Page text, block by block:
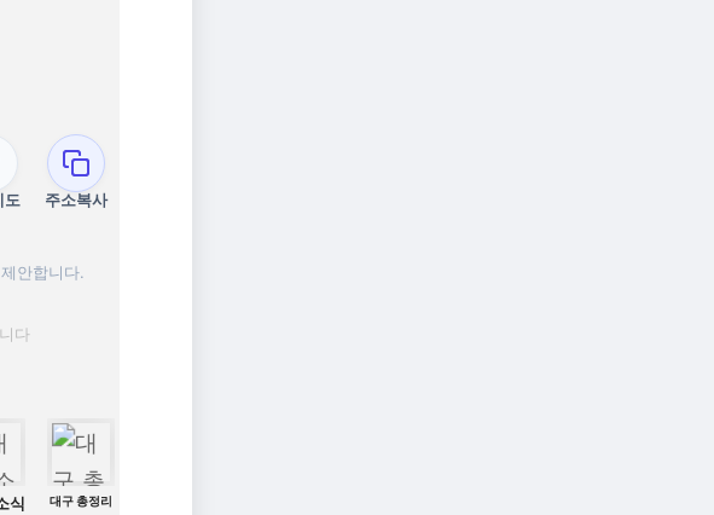
도 주소복사
안합니다.
다
식 대구 총정리